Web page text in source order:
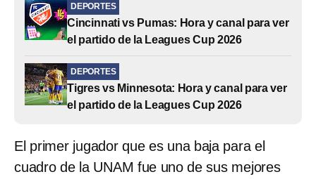
DEPORTES
Cincinnati vs Pumas: Hora y canal para ver
el partido de la Leagues Cup 2026
DEPORTES
Tigres vs Minnesota: Hora y canal para ver
el partido de la Leagues Cup 2026
El primer jugador que es una baja para el
cuadro de la UNAM fue uno de sus mejores